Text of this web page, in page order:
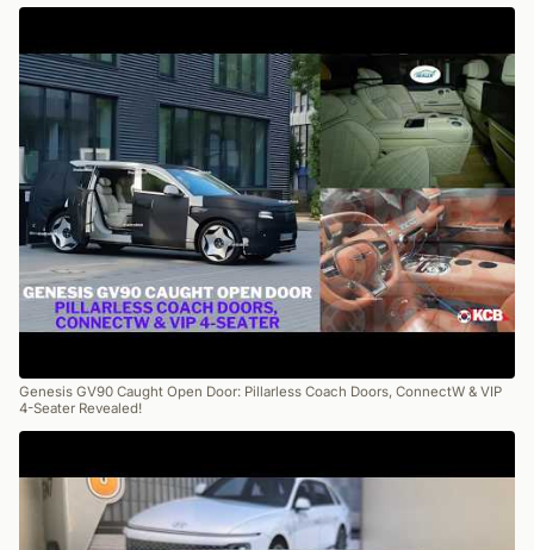
Genesis GV90 Caught Open Door: Pillarless Coach Doors, ConnectW & VIP
4-Seater Revealed!